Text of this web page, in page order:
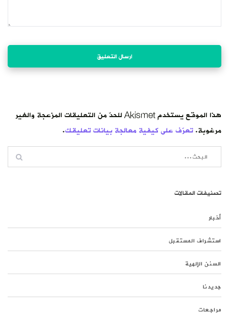
هذا الموقع يستخدم Akismet للحدّ من التعليقات المزعجة والغير
مرغوبة.تعرّف على كيفية معالجة بيانات تعليقك.
تصنيفات المقالات
أخبار
استشراف المستقبل
السنن الإلهية
جديدنا
مراجعات